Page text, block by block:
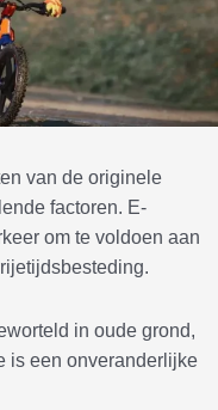
van de originele
factoren. E-
om te voldoen aan
in oude grond,
is een onveranderlijke